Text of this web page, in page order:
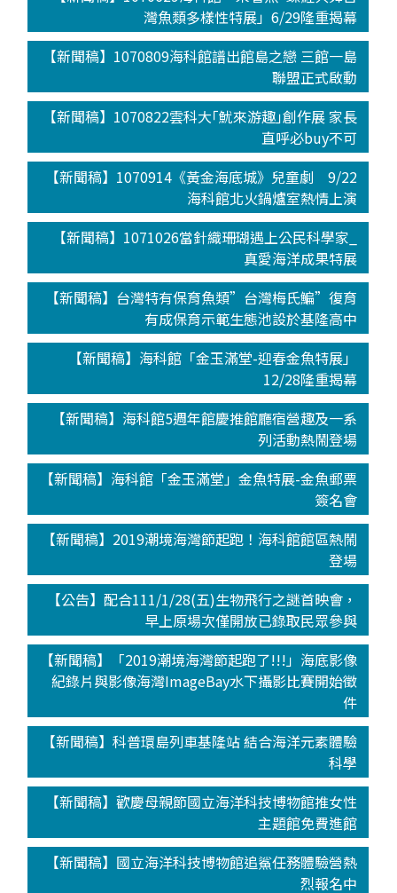
灣魚類多樣性特展」6/29隆重揭幕
【新聞稿】1070809海科館譜出館島之戀 三館一島
聯盟正式啟動
【新聞稿】1070822雲科大｢魷來游趣｣創作展 家長
直呼必buy不可
【新聞稿】1070914《黃金海底城》兒童劇 9/22
海科館北火鍋爐室熱情上演
【新聞稿】1071026當針織珊瑚遇上公民科學家_
真愛海洋成果特展
【新聞稿】台灣特有保育魚類”台灣梅氏鯿”復育
有成保育示範生態池設於基隆高中
【新聞稿】海科館「金玉滿堂-迎春金魚特展」
12/28隆重揭幕
【新聞稿】海科館5週年館慶推館廳宿營趣及一系
列活動熱鬧登場
【新聞稿】海科館「金玉滿堂」金魚特展-金魚郵票
簽名會
【新聞稿】2019潮境海灣節起跑！海科館館區熱鬧
登場
【公告】配合111/1/28(五)生物飛行之謎首映會，
早上原場次僅開放已錄取民眾參與
【新聞稿】「2019潮境海灣節起跑了!!!」海底影像
紀錄片與影像海灣ImageBay水下攝影比賽開始徵
件
【新聞稿】科普環島列車基隆站 結合海洋元素體驗
科學
【新聞稿】歡慶母親節國立海洋科技博物館推女性
主題館免費進館
【新聞稿】國立海洋科技博物館追鯊任務體驗營熱
烈報名中